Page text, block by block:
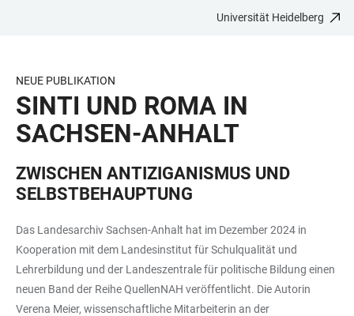
BARRIEREFREIHEIT
Universität Heidelberg
NEUE PUBLIKATION
SINTI UND ROMA IN
SACHSEN-ANHALT
ZWISCHEN ANTIZIGANISMUS UND
SELBSTBEHAUPTUNG
Das Landesarchiv Sachsen-Anhalt hat im Dezember 2024 in
Kooperation mit dem Landesinstitut für Schulqualität und
Lehrerbildung und der Landeszentrale für politische Bildung einen
neuen Band der Reihe QuellenNAH veröffentlicht. Die Autorin
Verena Meier, wissenschaftliche Mitarbeiterin an der